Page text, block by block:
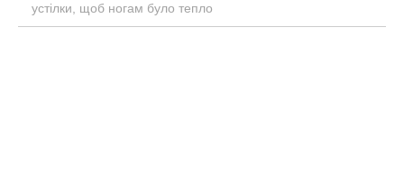
устілки, щоб ногам було тепло